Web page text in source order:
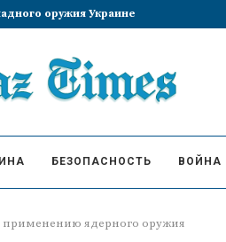
БЕЗОПАСНОСТЬ ВОЙНА
применению ядерного оружия